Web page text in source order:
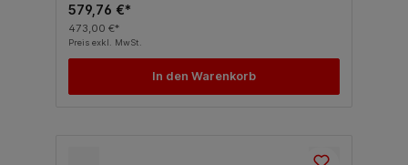
579,76 €*
473,00 €*
Preis exkl. MwSt.
In den Warenkorb